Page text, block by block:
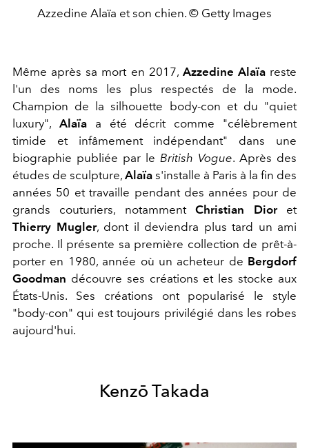
Azzedine Alaïa et son chien. © Getty Images
Même après sa mort en 2017, Azzedine Alaïareste
l'un des noms les plus respectés de la mode.
Champion de la silhouette body-con et du "quiet
luxury", Alaïaa été décrit comme "célèbrement
timide et infâmement indépendant" dans une
biographie publiée par le British Vogue. Après des
études de sculpture, Alaïa s'installe à Paris à la fin des
années 50 et travaille pendant des années pour de
grands couturiers, notammentChristian Dior et
Thierry Mugler, dont il deviendra plus tard un ami
proche. Il présente sa première collection de prêt-à-
porter en 1980, année où un acheteur de Bergdorf
Goodman découvre ses créations et les stocke aux
États-Unis. Ses créations ont popularisé le style
"body-con" qui est toujours privilégié dans les robes
aujourd'hui.
Kenzō Takada